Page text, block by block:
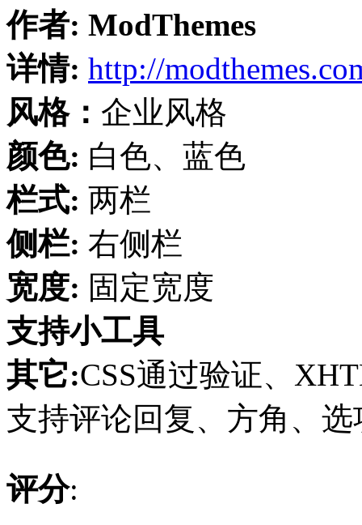
作者: ModThemes
详情: http://
风格： 企业风格
颜色: 白色、蓝色
栏式: 两栏
侧栏: 右侧栏
宽度: 固定宽度
支持小工具
其它:CSS通过验证、
支持评论回复、方角、
评分: